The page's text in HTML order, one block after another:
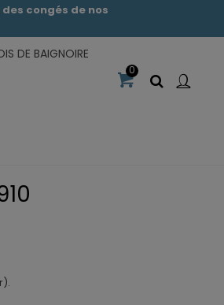
congés de nos
DE BAIGNOIRE
0